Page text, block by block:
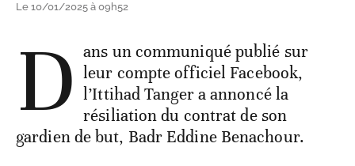
Le 10/01/2025 à 09h52
D ans un communiqué publié sur
leur compte officiel Facebook,
l’Ittihad Tanger a annoncé la
résiliation du contrat de son
gardien de but, Badr Eddine Benachour.